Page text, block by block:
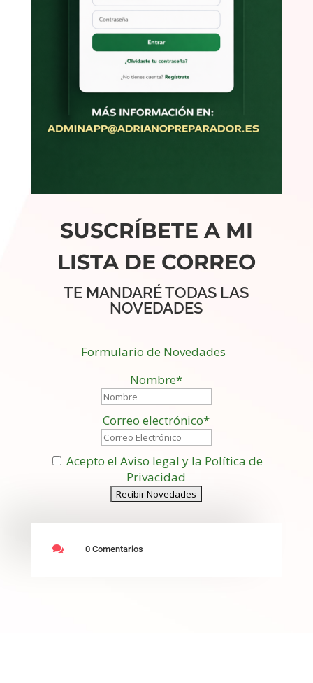
SUSCRÍBETE A MI
LISTA DE CORREO
TE MANDARÉ TODAS LAS
NOVEDADES
Formulario de Novedades
Nombre*
Correo electrónico*
Acepto el Aviso legal y la Política de
Privacidad
 0 Comentarios